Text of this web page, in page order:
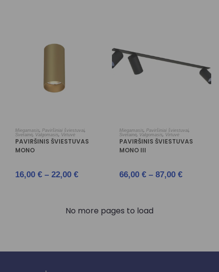
PASIRINKTI SAVYBES
Miegamasis, Paviršiniai šviestuvai,
Svetainė, Valgomasis, Virtuvė
PAVIRŠINIS ŠVIESTUVAS
MONO
16,00 € – 22,00 €
PASIRINKTI SAVYBES
Miegamasis, Paviršiniai šviestuvai,
Svetainė, Valgomasis, Virtuvė
PAVIRŠINIS ŠVIESTUVAS
MONO III
66,00 € – 87,00 €
No more pages to load